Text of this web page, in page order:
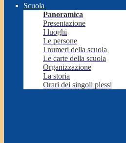
Scuola
Panoramica
Presentazione
I luoghi
Le persone
I numeri della scuola
Le carte della scuola
Organizzazione
La storia
Orari dei singoli plessi